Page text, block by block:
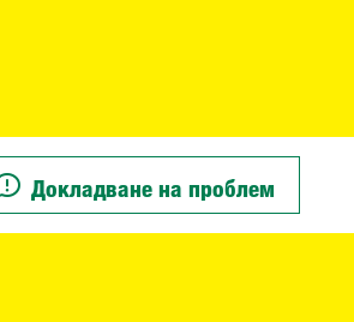
Докладване на проблем